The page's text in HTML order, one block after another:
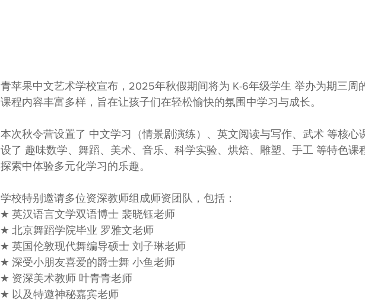
青苹果中文艺术学校宣布，2025年秋假期间将为 K-6年级学生 举办为期三周
课程内容丰富多样，旨在让孩子们在轻松愉快的氛围中学习与成长。
本次秋令营设置了 中文学习（情景剧演练）、英文阅读与写作、武术 等核心
设了 趣味数学、舞蹈、美术、音乐、科学实验、烘焙、雕塑、手工 等特色课
探索中体验多元化学习的乐趣。
学校特别邀请多位资深教师组成师资团队，包括：
★ 英汉语言文学双语博士 裴晓钰老师
★ 北京舞蹈学院毕业 罗雅文老师
★ 英国伦敦现代舞编导硕士 刘子琳老师
★ 深受小朋友喜爱的爵士舞 小鱼老师
★ 资深美术教师 叶青青老师
★ 以及特邀神秘嘉宾老师